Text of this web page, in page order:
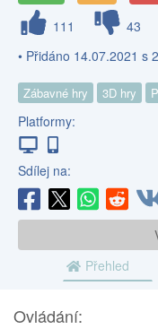
111
43
• Přidáno 14.07.2021 s
Zábavné hry 3D hry
Platformy:
Sdílej na:
Přehled
Ovládání: